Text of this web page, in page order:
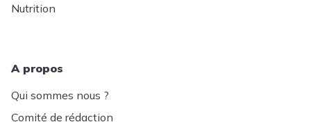
Nutrition
A propos
Qui sommes nous ?
Comité de rédaction